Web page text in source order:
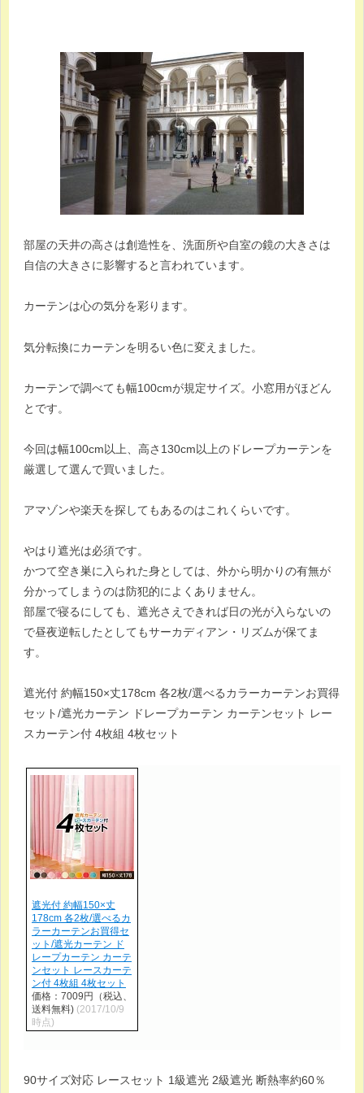
部屋の天井の高さは創造性を、洗面所や自室の鏡の大きさは
自信の大きさに影響すると言われています。
カーテンは心の気分を彩ります。
気分転換にカーテンを明るい色に変えました。
カーテンで調べても幅100cmが規定サイズ。小窓用がほどん
とです。
今回は幅100cm以上、高さ130cm以上のドレープカーテンを
厳選して選んで買いました。
アマゾンや楽天を探してもあるのはこれくらいです。
やはり遮光は必須です。
かつて空き巣に入られた身としては、外から明かりの有無が
分かってしまうのは防犯的によくありません。
部屋で寝るにしても、遮光さえできれば日の光が入らないの
で昼夜逆転したとしてもサーカディアン・リズムが保てま
す。
遮光付 約幅150×丈178cm 各2枚/選べるカラーカーテンお買得
セット/遮光カーテン ドレープカーテン カーテンセット レー
スカーテン付 4枚組 4枚セット
遮光付 約幅150×丈
178cm 各2枚/選べるカ
ラーカーテンお買得セ
ット/遮光カーテン ド
レープカーテン カーテ
ンセット レースカーテ
ン付 4枚組 4枚セット
価格：7009円（税込、
送料無料) (2017/10/9
時点)
90サイズ対応 レースセット 1級遮光 2級遮光 断熱率約60％